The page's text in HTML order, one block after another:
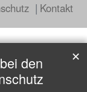
Kontakt
den
✕